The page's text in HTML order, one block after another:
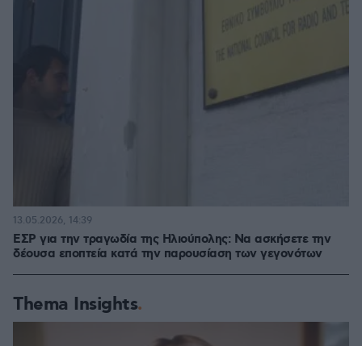
ΕΣΡ για την τραγωδία της Ηλιούπολης: Να ασκήσετε την
δέουσα εποπτεία κατά την παρουσίαση των γεγονότων
13.05.2026, 14:39
Thema Insights